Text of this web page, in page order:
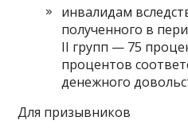
инвалидам
полученного в
II групп — 75
процентов
денежного
Для призывников